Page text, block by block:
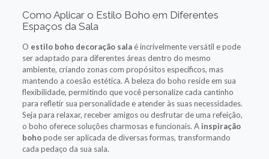
Como Aplicar o Estilo Boho em Diferentes
Espaços da Sala
O estilo boho decoração salaé incrivelmente versátil e pode
ser adaptado para diferentes áreas dentro do mesmo
ambiente, criando zonas com propósitos específicos, mas
mantendo a coesão estética. A beleza do boho reside em sua
flexibilidade, permitindo que você personalize cada cantinho
para refletir sua personalidade e atender às suas necessidades.
Seja para relaxar, receber amigos ou desfrutar de uma refeição,
o boho oferece soluções charmosas e funcionais. A inspiração
bohopode ser aplicada de diversas formas, transformando
cada pedaço da sua sala.